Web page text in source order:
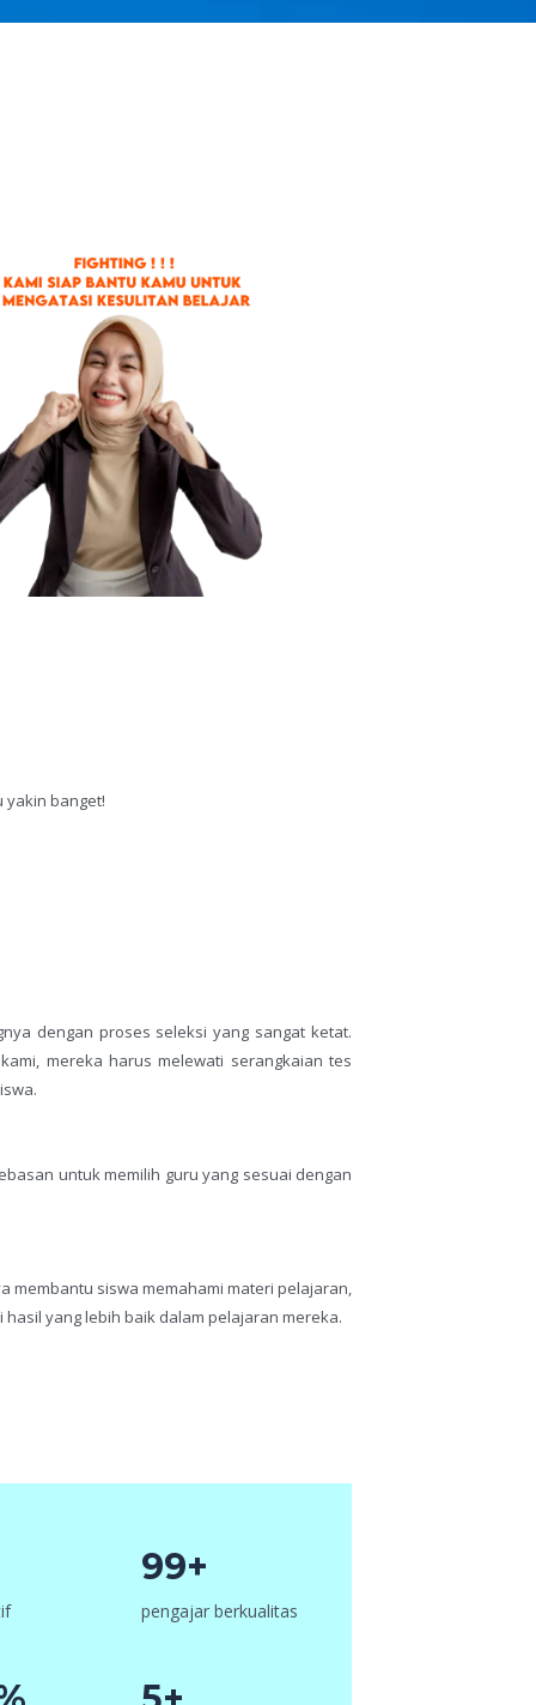
yakin banget!
dengan proses seleksi yang sangat ketat.
mereka harus melewati serangkaian tes
untuk memilih guru yang sesuai dengan
membantu siswa memahami materi pelajaran,
yang lebih baik dalam pelajaran mereka.
99+
pengajar berkualitas